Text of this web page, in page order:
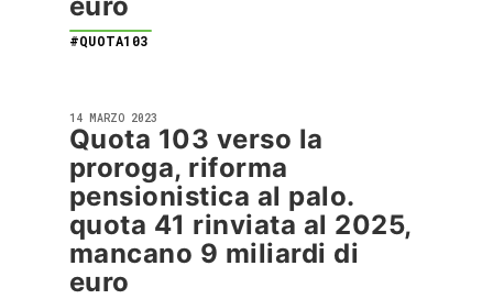
#QUOTA103
14 MARZO 2023
Quota 103 verso la
proroga, riforma
pensionistica al palo.
quota 41 rinviata al 2025,
mancano 9 miliardi di
euro